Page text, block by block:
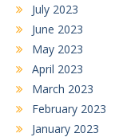
July 2023
June 2023
May 2023
April 2023
March 2023
February 2023
January 2023